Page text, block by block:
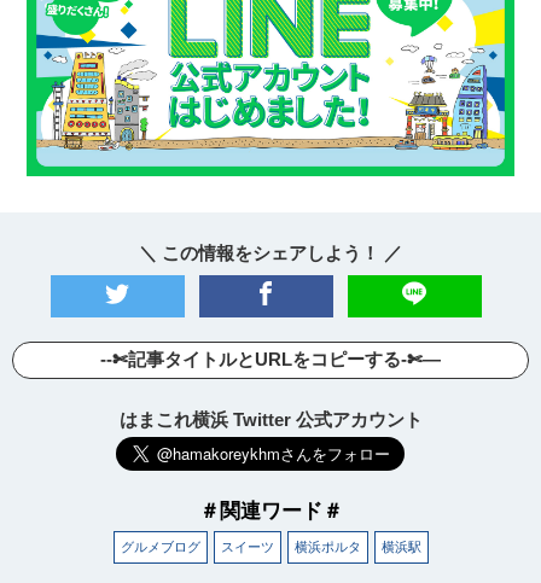
＼ この情報をシェアしよう！ ／
--✄記事タイトルとURLをコピーする-✄—
はまこれ横浜 Twitter 公式アカウント
＃関連ワード＃
グルメブログ スイーツ 横浜ポルタ 横浜駅